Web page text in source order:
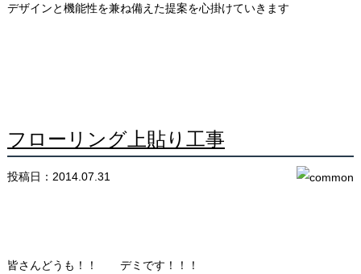
デザインと機能性を兼ね備えた提案を心掛けていきます
フローリング上貼り工事
投稿日：2014.07.31
皆さんどうも！！ デミです！！！